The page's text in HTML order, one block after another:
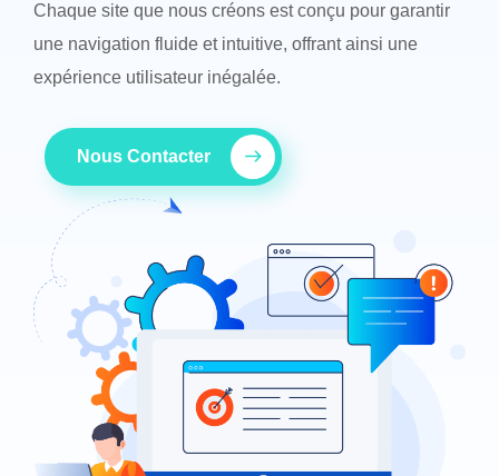
Chaque site que nous créons est conçu pour garantir
une navigation fluide et intuitive, offrant ainsi une
expérience utilisateur inégalée.
Nous Contacter